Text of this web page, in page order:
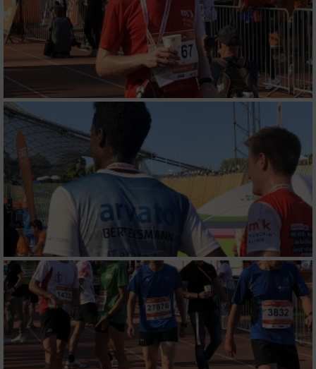
Verwendung reduzierter Daten zur Auswahl
von Inhalten
IAB-Besonderheiten:
Verwendung genauer Standortdaten
Geräte anhand von aktiv angeforderten
Informationen identifizieren
Nicht-IAB-Verarbeitungszwecke:
Notwendig
Performance
Funktional
Werbung